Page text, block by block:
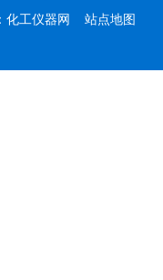
化工仪器网 站点地图